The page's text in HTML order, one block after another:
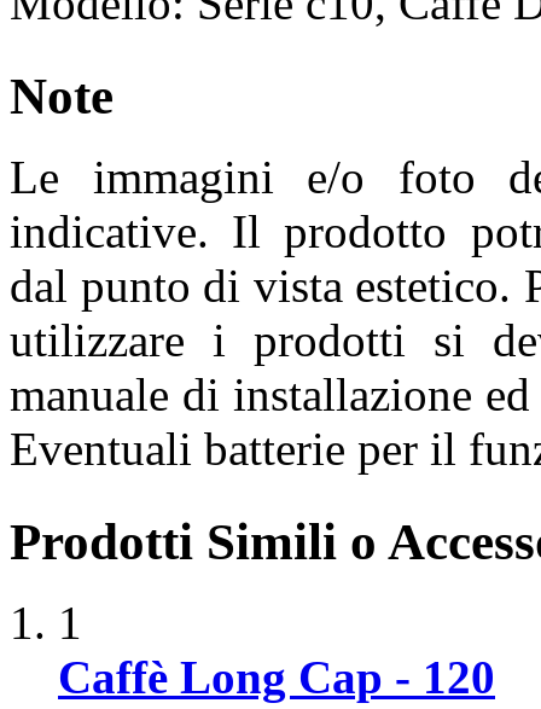
Note
Le immagini e/o foto
indicative. Il prodotto
dal punto di vista estetico.
utilizzare i prodotti si
manuale di installazione
Eventuali batterie per il
Prodotti Simili o
1
Caffè Long Cap - 120